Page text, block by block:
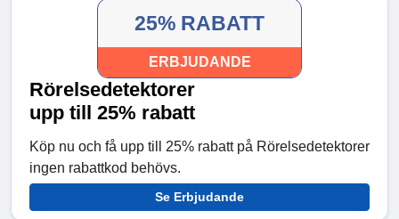
25% RABATT
ERBJUDANDE
Rörelsedetektorer
upp till 25% rabatt
Köp nu och få upp till 25% rabatt på Rörelsedetektorer
ingen rabattkod behövs.
Se Erbjudande